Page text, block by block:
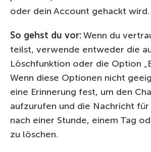
oder dein Account gehackt wird.
So gehst du vor:Wenn du
teilst, verwende entweder die
Löschfunktion oder die Option
Wenn diese Optionen nicht
eine Erinnerung fest, um den
aufzurufen und die Nachricht
nach einer Stunde, einem Tag
zu löschen.